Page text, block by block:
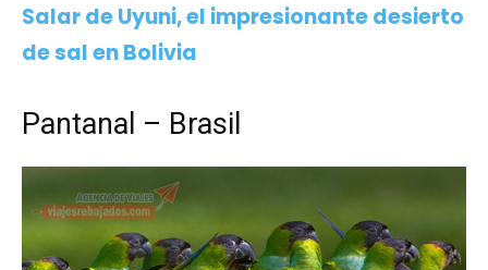
Salar de Uyuni, el impresionante desierto
de sal en Bolivia
Pantanal – Brasil